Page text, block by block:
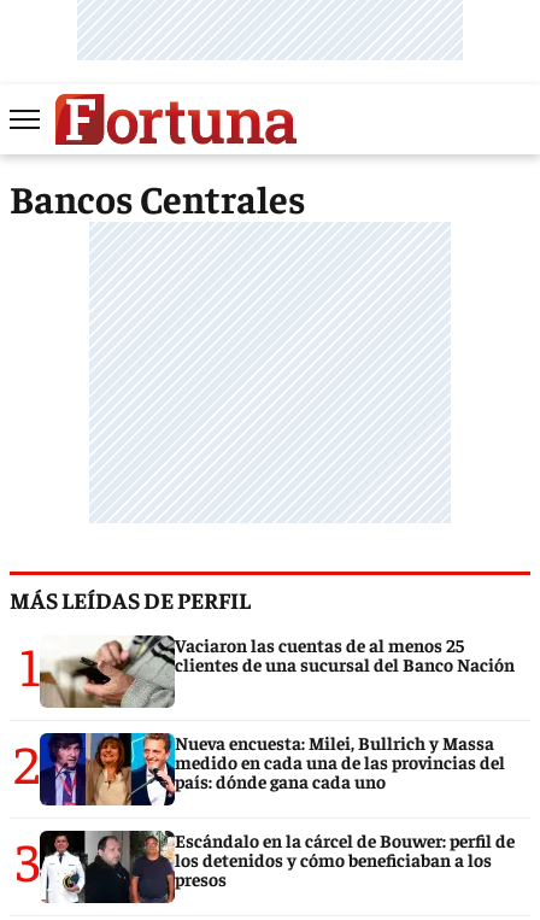
Bancos Centrales
MÁS LEÍDAS DE PERFIL
1
Vaciaron las cuentas de al menos 25
clientes de una sucursal del Banco Nación
2
Nueva encuesta: Milei, Bullrich y Massa
medido en cada una de las provincias del
país: dónde gana cada uno
3
Escándalo en la cárcel de Bouwer: perfil de
los detenidos y cómo beneficiaban a los
presos